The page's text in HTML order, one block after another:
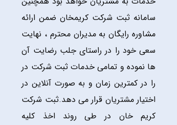
سامانه ثبت شرکت کریمخان ضمن ارائه
مشاوره رایگان به مدیران محترم ، نهایت
سعی خود را در راستای جلب رضایت آن
ها نموده و تمامی خدمات ثبت شرکت در
را در کمترین زمان و به صورت آنلاین در
اختیار مشتریان قرار می دهد.ثبت شرکت
کریم خان در طی روند اخذ کلیه